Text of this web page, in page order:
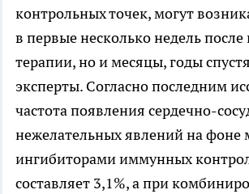
контрольных точек, могут
в первые несколько недель после
терапии, но и месяцы, годы
эксперты. Согласно последним
частота появления сердечно-
нежелательных явлений на фоне
ингибиторами иммунных
составляет 3,1%, а при